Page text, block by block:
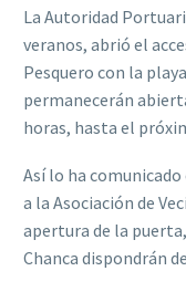
La Autoridad
veranos, abrió el
Pesquero con la
permanecerán
horas, hasta el
Así lo ha comunicado
a la Asociación de
apertura de la
Chanca dispondrán